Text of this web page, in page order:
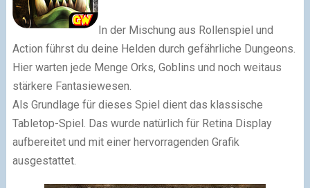
In der Mischung aus Rollenspiel und
Action führst du deine Helden durch gefährliche Dungeons.
Hier warten jede Menge Orks, Goblins und noch weitaus
stärkere Fantasiewesen.
Als Grundlage für dieses Spiel dient das klassische
Tabletop-Spiel. Das wurde natürlich für Retina Display
aufbereitet und mit einer hervorragenden Grafik
ausgestattet.